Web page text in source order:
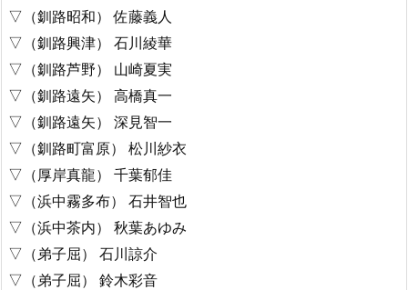
▽（釧路昭和） 佐藤義人
▽（釧路興津） 石川綾華
▽（釧路芦野） 山崎夏実
▽（釧路遠矢） 高橋真一
▽（釧路遠矢） 深見智一
▽（釧路町富原） 松川紗衣
▽（厚岸真龍） 千葉郁佳
▽（浜中霧多布） 石井智也
▽（浜中茶内） 秋葉あゆみ
▽（弟子屈） 石川諒介
▽（弟子屈） 鈴木彩音